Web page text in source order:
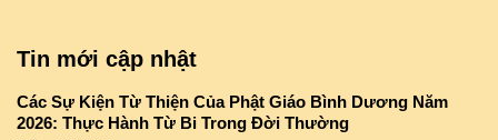
Tin mới cập nhật
Các Sự Kiện Từ Thiện Của Phật Giáo Bình Dương Năm
2026: Thực Hành Từ Bi Trong Đời Thường